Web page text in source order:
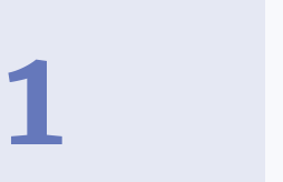
1